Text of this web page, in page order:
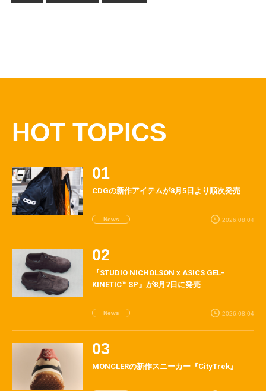
HOT TOPICS
CDGの新作アイテムが8月5日より順次発売
News 2026.08.04
『STUDIO NICHOLSON x ASICS GEL-
KINETIC™ SP』が8月7日に発売
News 2026.08.04
MONCLERの新作スニーカー『CityTrek』